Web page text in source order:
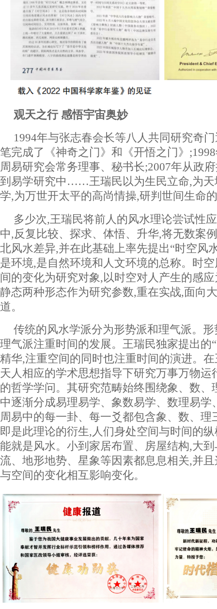
观天之行 感悟宇宙奥妙
1994年与张志春会长等八人共同研究奇
笔完成了《神奇之门》和《开悟之门》
周易研究会常务理事、秘书长;2007年从政
到易学研究中……王瑞民以为生民立命,为天
学,为万世开太平的高尚情操,研判世间生命
多少次,王瑞民将前人的风水理论尝试性
中,反复比较、探求、体悟、升华,将无数案
北风水差异,并在此基础上率先提出“时空风
是环境,是自然环境和人文环境的总称。时
间的变化为研究对象,以时空对人产生的感
静态两种形态作为研究参数,重在实战,面向
道。
传统的风水学派分为形势派和理气派。
理气派注重时间的发展。王瑞民独家提出的
精华,注重空间的同时也注重时间的演进。
天人相应的学术思想指导下研究万事万物运
的哲学学问。其研究范畴始终围绕象、数、
中逐渐分成易理易学、象数易学、数理易学
周易中的每一卦、每一爻都包含象、数、理
即是此理论的衍生,人们身处空间与时间的
能就是风水。小到家居布置、房屋结构,大
流、地形地势、星象等因素都息息相关,并
与空间的变化相互影响变化。